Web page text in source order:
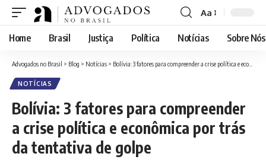
Font
Resizer
Aa
Home Brasil Justiça Política Notícias Sobre Nós
Advogados no Brasil > Blog > Notícias > Bolívia: 3 fatores para compreender a crise política e econômica por trás da tentativa de golpe
NOTÍCIAS
Bolívia: 3 fatores para compreender
a crise política e econômica por trás
da tentativa de golpe